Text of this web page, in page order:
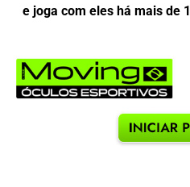
e joga com eles há mais de